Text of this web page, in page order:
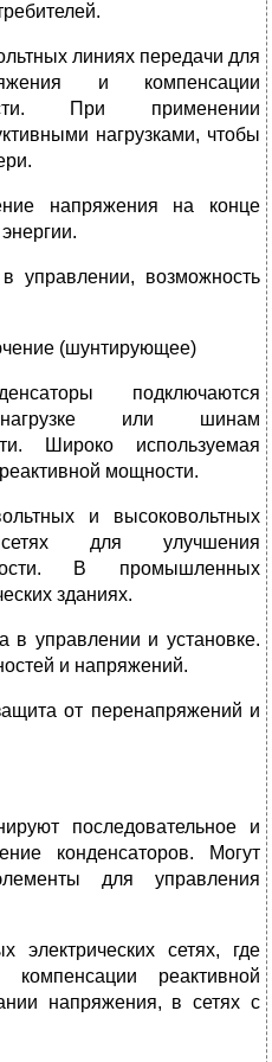
линиях передачи для
и компенсации
При применении
нагрузками, чтобы
напряжения на конце
управлении, возможность
(шунтирующее)
подключаются
или шинам
Широко используемая
мощности.
и высоковольтных
сетях для улучшения
В промышленных
зданиях.
в управлении и установке.
и напряжений.
от перенапряжений и
последовательное и
конденсаторов. Могут
для управления
электрических сетях, где
компенсации реактивной
напряжения, в сетях с